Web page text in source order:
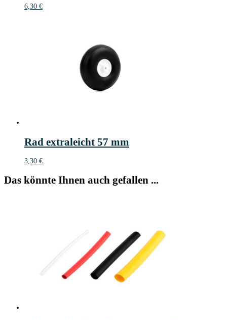
6,30 €
Rad extraleicht 57 mm
3,30 €
Das könnte Ihnen auch gefallen ...